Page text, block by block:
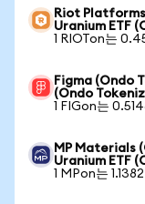
Riot
Uranium ETF
1 RIOTon는
Figma (Ondo
(Ondo
1 FIGon는
MP Materials
Uranium ETF
1 MPon는